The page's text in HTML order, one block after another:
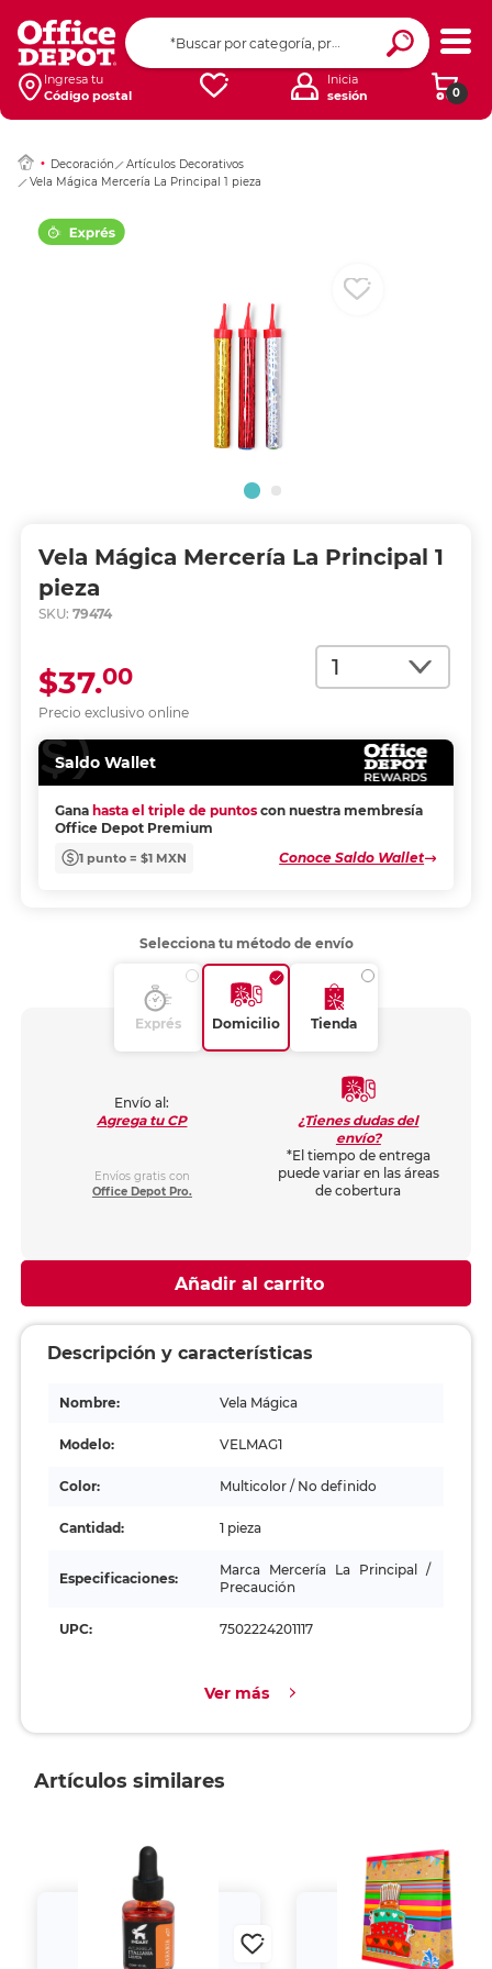
Ingresa tu
Código postal
0
Inicia
sesión
Decoración
Artículos Decorativos
Vela Mágica Mercería La Principal 1 pieza
Vela Mágica Mercería La Principal 1
pieza
SKU: 79474
Cantidad
Precio exclusivo online
$37.00
Saldo Wallet
Gana hasta el triple de puntos con nuestra membresía
Office Depot Premium
1 punto = $1 MXN Conoce Saldo Wallet
Ingresar Codigo
Selecciona tu método de envío
Exprés Domicilio Tienda
Envío al:
Agrega tu CP
Envíos gratis con
Office Depot Pro.
¿Tienes dudas del
envío?
*El tiempo de entrega
puede variar en las áreas
de cobertura
Añadir al carrito
Descripción y características
Nombre: Vela Mágica
Modelo: VELMAG1
Color: Multicolor / No definido
Cantidad: 1 pieza
Especificaciones:
Marca Mercería La Principal /
Precaución
UPC: 7502224201117
Ver más
Artículos similares